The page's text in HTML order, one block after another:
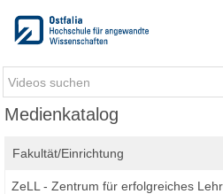
Medienkatalog
Fakultät/Einrichtung
ZeLL - Zentrum für erfolgreiches